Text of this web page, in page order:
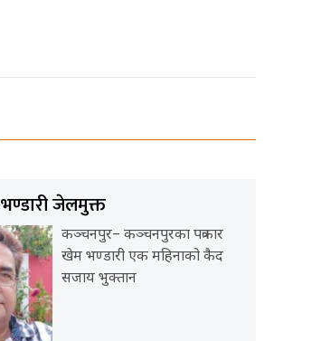
भण्डारी जेलमुक्त
कञ्चनपुर– कञ्चनपुरका पत्रकार
खेम भण्डारी एक महिनाको कैद
सजाय भुक्तान